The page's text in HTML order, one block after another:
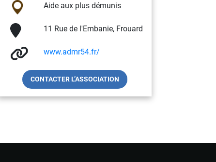
Aide aux plus démunis
11 Rue de l'Embanie, Frouard
www.admr54.fr/
CONTACTER L’ASSOCIATION